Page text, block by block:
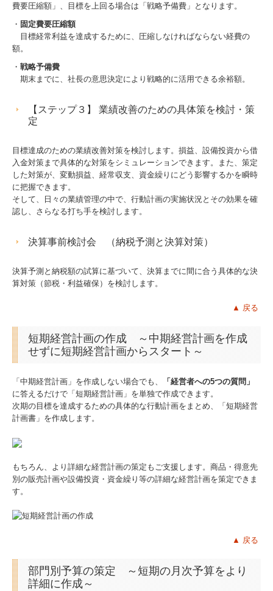
費要圧縮額」、目標を上回る場合は「戦略予備費」となります。
・ 固定費要圧縮額
目標経常利益を達成するために、圧縮しなければならない経費の
額。
・ 戦略予備費
期末までに、社長の意思決定により戦略的に活用できる余裕額。
【ステップ３】 業績改善のための具体策を検討・策
定
目標達成のための業績改善対策を検討します。損益、設備投資から借
入金対策まで具体的な対策をシミュレーションできます。また、策定
した対策が、変動損益、経常収支、資金繰りにどう影響するかを瞬時
に把握できます。
そして、日々の業績管理の中で、行動計画の実施状況とその効果を確
認し、さらなる打ち手を検討します。
決算事前検討会 （納税予測と決算対策）
決算予測と納税額の試算に基づいて、決算までに間に合う具体的な決
算対策（節税・利益確保）を検討します。
▲ 戻る
短期経営計画の作成 ～中期経営計画を作成
せずに短期経営計画からスタート～
「中期経営計画」を作成しない場合でも、
「経営者への5つの質問」
に答えるだけで「短期経営計画」を単独で作成できます。
次期の目標を達成するための具体的な行動計画をまとめ、「短期経営
計画書」を作成します。
もちろん、より詳細な経営計画の策定もご支援します。商品・得意先
別の販売計画や設備投資・資金繰り等の詳細な経営計画を策定できま
す。
▲ 戻る
部門別予算の策定 ～短期の月次予算をより
詳細に作成～